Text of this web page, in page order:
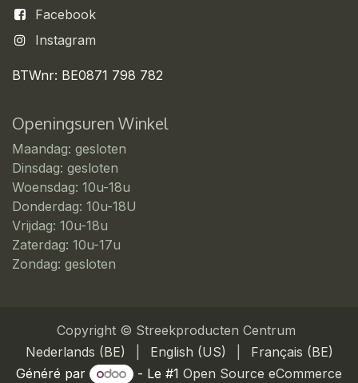
Facebook
Instagram
BTWnr: BE0871 798 782
Openingsuren Winkel
Maandag: gesloten
Dinsdag: gesloten
Woensdag: 10u-18u
Donderdag: 10u-18U
Vrijdag: 10u-18u
Zaterdag: 10u-17u
Zondag: gesloten
Copyright © Streekproducten Centrum
Nederlands (BE)
English (US)
Français (BE)
Généré par
- Le #1 Open Source eCommerce